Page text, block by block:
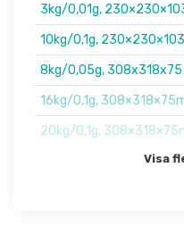
3kg/0,01g,
10kg/0,1g,
8kg/0,05g, 308x318x75
16kg/0,1g,
20kg/0,1g,
Visa